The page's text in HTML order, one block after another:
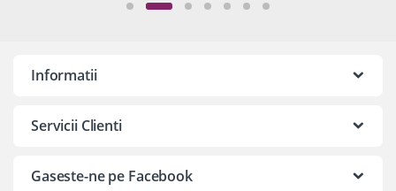
Informatii
Servicii Clienti
Gaseste-ne pe Facebook